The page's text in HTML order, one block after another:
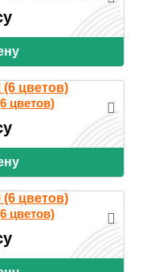
цветов)
цветов)